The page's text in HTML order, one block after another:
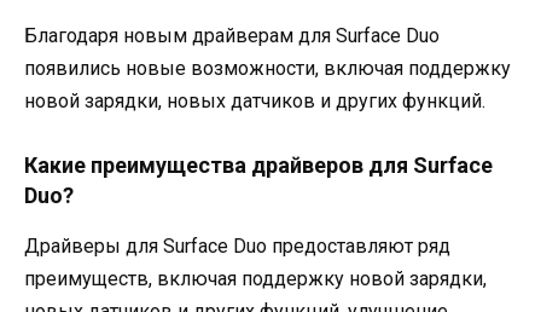
Благодаря новым драйверам для Surface Duo
появились новые возможности, включая поддержку
новой зарядки, новых датчиков и других функций.
Какие преимущества драйверов для Surface
Duo?
Драйверы для Surface Duo предоставляют ряд
преимуществ, включая поддержку новой зарядки,